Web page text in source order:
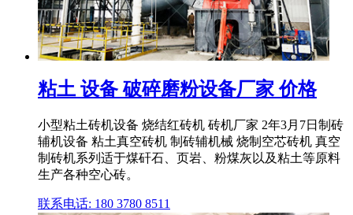
粘土 设备 破碎磨粉设备厂家 价格
小型粘土砖机设备 烧结红砖机 砖机厂家 2年3月7日制砖
辅机设备 粘土真空砖机 制砖辅机械 烧制空芯砖机 真空
制砖机系列适于煤矸石、页岩、粉煤灰以及粘土等原料
生产各种空心砖。
联系电话: 180 3780 8511